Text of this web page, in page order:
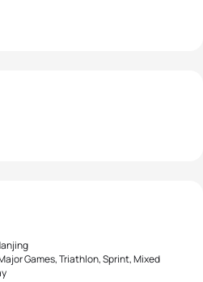
Games, Triathlon, Sprint, Mixed